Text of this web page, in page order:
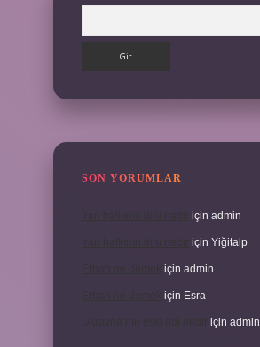
SON YORUMLAR
için admin
için Yiğitalp
Erbah ne demek için admin
Erbah ne demek için Esra
için admin